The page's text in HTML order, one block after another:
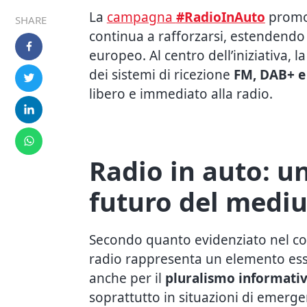
SHARE La campagna #RadioInAuto
continua a rafforzarsi,
europeo. Al centro dell’iniziativa,
dei sistemi di ricezione FM, DAB+
libero e immediato alla radio.
Radio in auto:
futuro del
Secondo quanto evidenziato nel
radio rappresenta un elemento
anche per il pluralismo
soprattutto in situazioni di